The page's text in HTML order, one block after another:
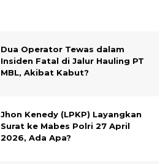
Dua Operator Tewas dalam
Insiden Fatal di Jalur Hauling PT
MBL, Akibat Kabut?
Jhon Kenedy (LPKP) Layangkan
Surat ke Mabes Polri 27 April
2026, Ada Apa?